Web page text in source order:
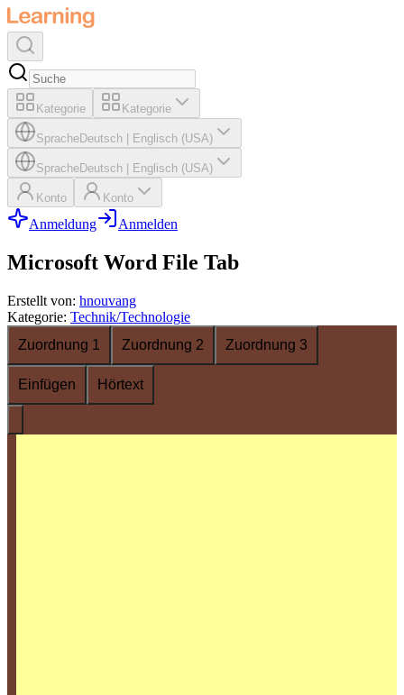
Kategorie Kategorie
SpracheDeutsch Englisch (USA)
SpracheDeutsch Englisch (USA)
Konto Konto
Anmeldung Anmelden
Microsoft Word File Tab
Erstellt von: hnouvang
Kategorie: Technik/Technologie
Zuordnung 1
Zuordnung 2 Zuordnung 3
Einfügen Hörtext